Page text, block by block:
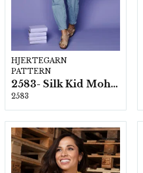
HJERTEGARN
PATTERN
2583- Silk Kid Mohair
2583